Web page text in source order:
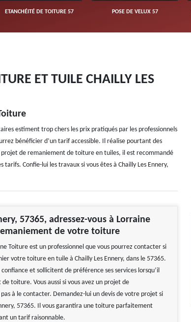
ETANCHÉITÉ DE TOITURE 57 POSE DE VELUX 57
ET TUILE CHAILLY LES
estiment trop chers les prix pratiqués par les professionnels
bénéficier d’un tarif accessible. Il réalise pourtant des
de remaniement de toiture en tuiles, il est recommandé
Confie-lui les travaux si vous êtes à Chailly Les Ennery,
57365, adressez-vous à Lorraine
de votre toiture
Toiture est un professionnel que vous pourrez contacter si
votre toiture en tuile à Chailly Les Ennery, dans le 57365.
et sollicitent de préférence ses services lorsqu’il
de toiture. Vous aussi si vous avez un projet de
à le contacter. Demandez-lui un devis de votre projet si
57365. Il vous garantira une toiture parfaitement
un tarif raisonnable.